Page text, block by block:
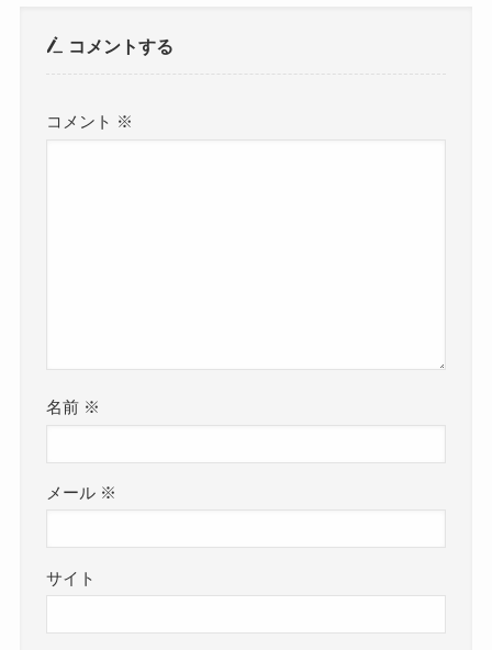
コメントする
コメント ※
名前 ※
メール ※
サイト